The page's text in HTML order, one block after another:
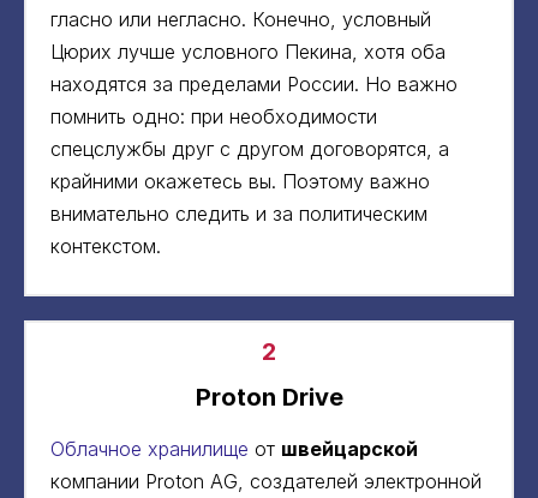
гласно или негласно. Конечно, условный
Цюрих лучше условного Пекина, хотя оба
находятся за пределами России. Но важно
помнить одно: при необходимости
спецслужбы друг с другом договорятся, а
крайними окажетесь вы. Поэтому важно
внимательно следить и за политическим
контекстом.
2
Proton Drive
Облачное хранилище от швейцарской
компании Proton AG, создателей электронной